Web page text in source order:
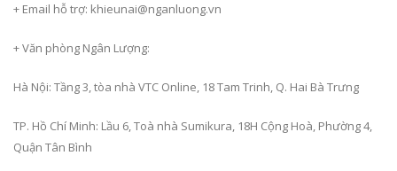
+ Email hỗ trợ: khieunai@nganluong.vn
+ Văn phòng Ngân Lượng:
Hà Nội: Tầng 3, tòa nhà VTC Online, 18 Tam Trinh, Q. Hai Bà Trưng
TP. Hồ Chí Minh: Lầu 6, Toà nhà Sumikura, 18H Cộng Hoà, Phường 4,
Quận Tân Bình